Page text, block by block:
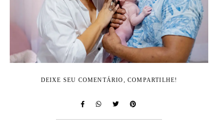
DEIXE SEU COMENTÁRIO, COMPARTILHE!